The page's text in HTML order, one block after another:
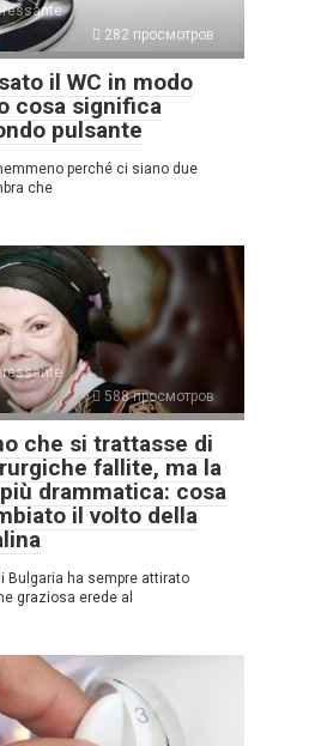
282 просмотров
il WC in modo
cosa significa
pulsante
perché ci siano due
che
588 просмотров
che si trattasse di
fallite, ma la
drammatica: cosa
il volto della
Bulgaria ha sempre attirato
graziosa erede al